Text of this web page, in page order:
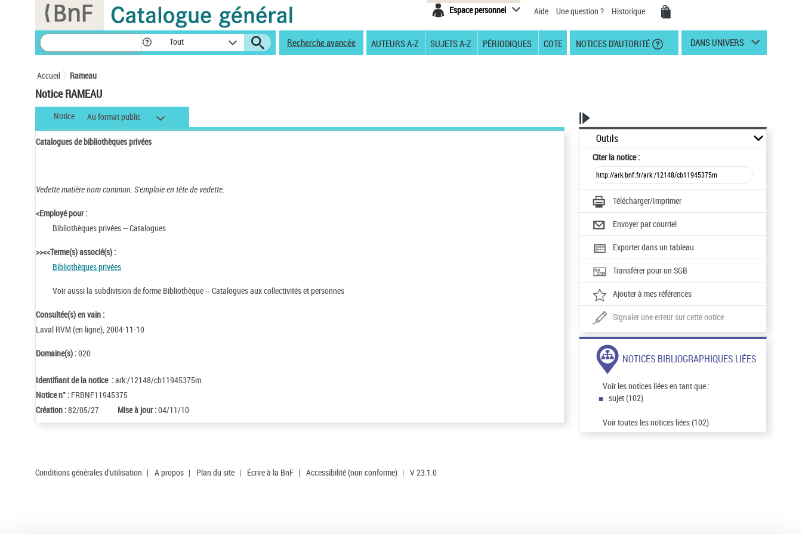
Espace personnel Aide Une question ? Historique
Tout Recherche avancée AUTEURS A-Z SUJETS A-Z PÉRIODIQUES COTE NOTICES D'AUTORITÉ DANS UNIVERS
Accueil Rameau
Notice RAMEAU
Notice Au format public
Catalogues de bibliothèques privées
Vedette matière nom commun. S'emploie en tête de vedette.
<Employé pour :
Bibliothèques privées -- Catalogues
>><<Terme(s) associé(s) :
Bibliothèques privées
Voir aussi la subdivision de forme Bibliothèque -- Catalogues aux collectivités et personnes
Consultée(s) en vain :
Laval RVM (en ligne), 2004-11-10
Domaine(s) :020
Identifiant de la notice :ark:/12148/cb11945375m
Notice n° : FRBNF11945375
Création :82/05/27 Mise à jour :04/11/10
Outils
Citerla notice :
Télécharger/Imprimer
Envoyer par courriel
Exporter dans un tableau
Transférer pour un SGB
Ajouter à mes références
Signaler une erreur sur cette notice
NOTICES BIBLIOGRAPHIQUES LIÉES
Voir les notices liées en tant que :
sujet (102)
Voir toutes les notices liées (102)
Conditions générales d'utilisation | A propos | Plan du site | Écrire à la BnF | Accessibilité (non conforme) | V 23.1.0
Panneau de gestion des cookies